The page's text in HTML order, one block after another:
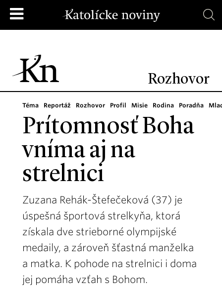
Rozhovor
Téma Reportáž Rozhovor Profil Misie Rodina Poradňa
Prítomnosť Boha
vníma aj na
strelnici
Zuzana Rehák-Štefečeková (37) je
úspešná športová strelkyňa, ktorá
získala dve strieborné olympijské
medaily, a zároveň šťastná manželka
a matka. K pohode na strelnici i doma
jej pomáha vzťah s Bohom.